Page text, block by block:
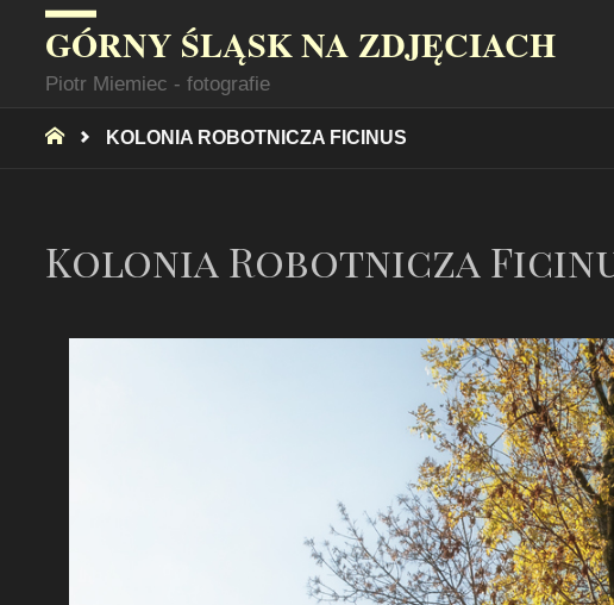
GÓRNY ŚLĄSK NA ZDJĘCIACH
Piotr Miemiec - fotografie
STRONA
KOLONIA ROBOTNICZA FICINUS
Kolonia Robotnicza